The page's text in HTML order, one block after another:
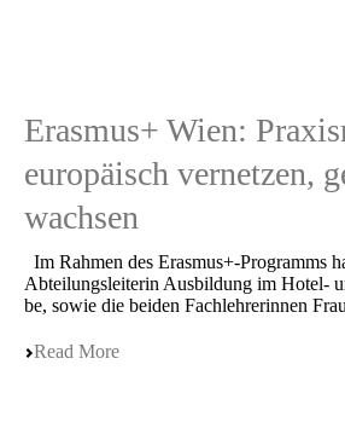
Erasmus+ Wien:
europäisch vernetzen,
wachsen
Im Rahmen des Erasmus+-Programms
Abtei­lungs­lei­te­rin Ausbil­dung im Hotel-
be, sowie die beiden Fachleh­re­rin­nen
Read More